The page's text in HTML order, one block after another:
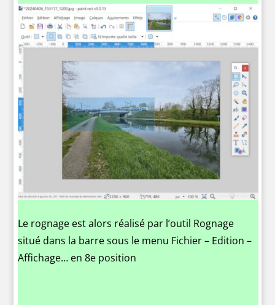
Le rognage est alors réalisé par l’outil Rognage
situé dans la barre sous le menu Fichier – Edition –
Affichage… en 8e position